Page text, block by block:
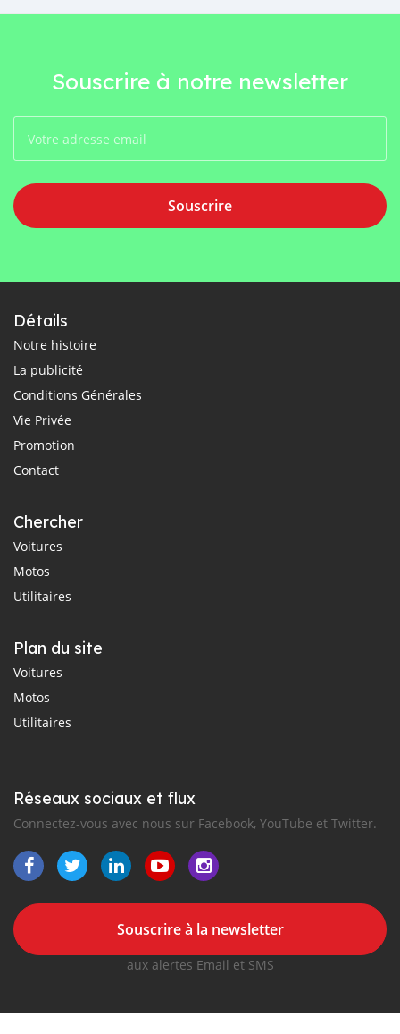
Souscrire à notre newsletter
Souscrire
Détails
Notre histoire
La publicité
Conditions Générales
Vie Privée
Promotion
Contact
Chercher
Voitures
Motos
Utilitaires
Plan du site
Voitures
Motos
Utilitaires
Réseaux sociaux et flux
Connectez-vous avec nous sur Facebook, YouTube et Twitter.
Souscrire à la newsletter
aux alertes Email et SMS